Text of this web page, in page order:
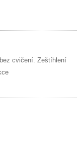
cvičení. Zeštíhlení